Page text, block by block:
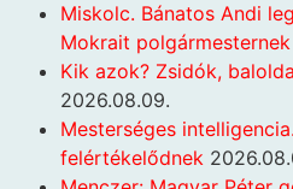
Miskolc. Bánatos Andi
Mokrait polgármesternek
Kik azok? Zsidók,
2026.08.09.
Mesterséges
felértékelődnek